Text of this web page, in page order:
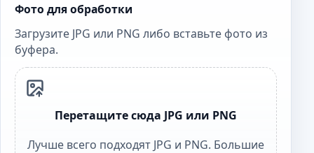
Фото для обработки
Загрузите JPG или PNG либо вставьте фото из
буфера.
Перетащите сюда JPG или PNG
Лучше всего подходят JPG и PNG. Большие